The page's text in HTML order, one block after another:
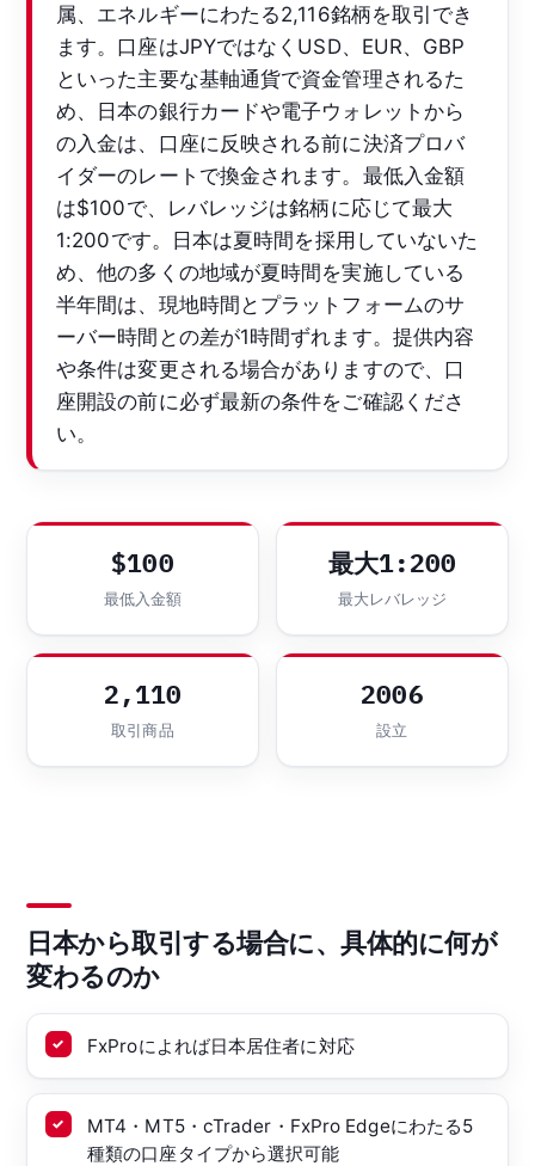
属、エネルギーにわたる2,116銘柄を取引でき
ます。口座はJPYではなくUSD、EUR、GBP
といった主要な基軸通貨で資金管理されるた
め、日本の銀行カードや電子ウォレットから
の入金は、口座に反映される前に決済プロバ
イダーのレートで換金されます。最低入金額
は$100で、レバレッジは銘柄に応じて最大
1:200です。日本は夏時間を採用していないた
め、他の多くの地域が夏時間を実施している
半年間は、現地時間とプラットフォームのサ
ーバー時間との差が1時間ずれます。提供内容
や条件は変更される場合がありますので、口
座開設の前に必ず最新の条件をご確認くださ
い。
$100
最低入金額
最大1:200
最大レバレッジ
2,110
取引商品
2006
設立
日本から取引する場合に、具体的に何が
変わるのか
FxProによれば日本居住者に対応
MT4・MT5・cTrader・FxPro Edgeにわたる5
種類の口座タイプから選択可能